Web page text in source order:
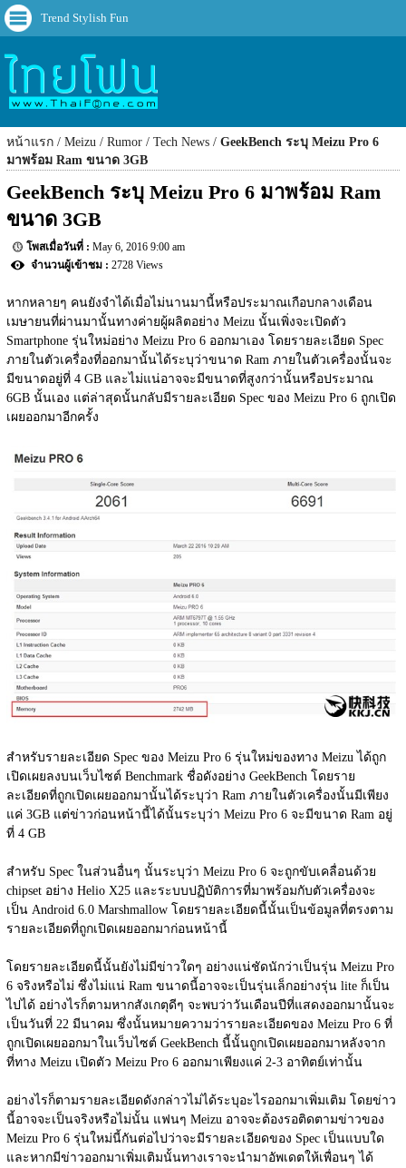
Trend Stylish Fun
หน้าแรก Meizu Rumor Tech News
GeekBench ระบุ Meizu Pro 6
มาพร้อม Ram ขนาด 3GB
GeekBench ระบุ Meizu Pro 6 มาพร้อม Ram
ขนาด 3GB
May 6, 2016 9:00 am
2728 Views
หากหลายๆ คนยังจำได้เมื่อไม่นานมานี้หรือประมาณเกือบกลางเดือน
เมษายนที่ผ่านมานั้นทางค่ายผู้ผลิตอย่าง Meizu นั้นเพิ่งจะเปิดตัว
Smartphone รุ่นใหม่อย่าง Meizu Pro 6 ออกมาเอง โดยรายละเอียด Spec
ภายในตัวเครื่องที่ออกมานั้นได้ระบุว่าขนาด Ram ภายในตัวเครื่องนั้นจะ
มีขนาดอยู่ที่ 4 GB และไม่แน่อาจจะมีขนาดที่สูงกว่านั้นหรือประมาณ
6GB นั้นเอง แต่ล่าสุดนั้นกลับมีรายละเอียด Spec ของ Meizu Pro 6 ถูกเปิด
เผยออกมาอีกครั้ง
สำหรับรายละเอียด Spec ของ Meizu Pro 6 รุ่นใหม่ของทาง Meizu ได้ถูก
เปิดเผยลงบนเว็บไซต์ Benchmark ชื่อดังอย่าง GeekBench โดยราย
ละเอียดที่ถูกเปิดเผยออกมานั้นได้ระบุว่า Ram ภายในตัวเครื่องนั้นมีเพียง
แค่ 3GB แต่ข่าวก่อนหน้านี้ได้นั้นระบุว่า Meizu Pro 6 จะมีขนาด Ram อยู่
ที่ 4 GB
สำหรับ Spec ในส่วนอื่นๆ นั้นระบุว่า Meizu Pro 6 จะถูกขับเคลื่อนด้วย
chipset อย่าง Helio X25 และระบบปฏิบัติการที่มาพร้อมกับตัวเครื่องจะ
เป็น Android 6.0 Marshmallow โดยรายละเอียดนี้นั้นเป็นข้อมูลที่ตรงตาม
รายละเอียดที่ถูกเปิดเผยออกมาก่อนหน้านี้
โดยรายละเอียดนี้นั้นยังไม่มีข่าวใดๆ อย่างแน่ชัดนักว่าเป็นรุ่น Meizu Pro
6 จริงหรือไม่ ซึ่งไม่แน่ Ram ขนาดนี้อาจจะเป็นรุ่นเล็กอย่างรุ่น lite ก็เป็น
ไปได้ อย่างไรก็ตามหากสังเกตุดีๆ จะพบว่าวันเดือนปีที่แสดงออกมานั้นจะ
เป็นวันที่ 22 มีนาคม ซึ่งนั้นหมายความว่ารายละเอียดของ Meizu Pro 6 ที่
ถูกเปิดเผยออกมาในเว็บไซต์ GeekBench นี้นั้นถูกเปิดเผยออกมาหลังจาก
ที่ทาง Meizu เปิดตัว Meizu Pro 6 ออกมาเพียงแค่ 2-3 อาทิตย์เท่านั้น
อย่างไรก็ตามรายละเอียดดังกล่าวไม่ได้ระบุอะไรออกมาเพิ่มเติม โดยข่าว
นี้อาจจะเป็นจริงหรือไม่นั้น แฟนๆ Meizu อาจจะต้องรอติดตามข่าวของ
Meizu Pro 6 รุ่นใหม่นี้กันต่อไปว่าจะมีรายละเอียดของ Spec เป็นแบบใด
และหากมีข่าวออกมาเพิ่มเติมนั้นทางเราจะนำมาอัพเดตให้เพื่อนๆ ได้